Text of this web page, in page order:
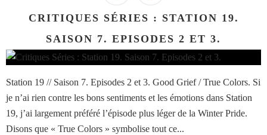
CRITIQUES SÉRIES : STATION 19.
SAISON 7. EPISODES 2 ET 3.
Station 19 // Saison 7. Episodes 2 et 3. Good Grief / True Colors. Si
je n’ai rien contre les bons sentiments et les émotions dans Station
19, j’ai largement préféré l’épisode plus léger de la Winter Pride.
Disons que « True Colors » symbolise tout ce...